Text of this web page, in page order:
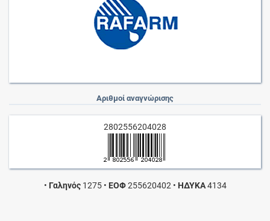
Αριθμοί αναγνώρισης
2802556204028
• Γαληνός1275 • ΕΟΦ255620402 • ΗΔΥΚΑ4134